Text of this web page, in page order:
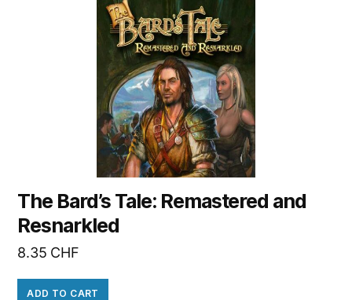
The Bard’s Tale: Remastered and
Resnarkled
8.35 CHF
ADD TO CART